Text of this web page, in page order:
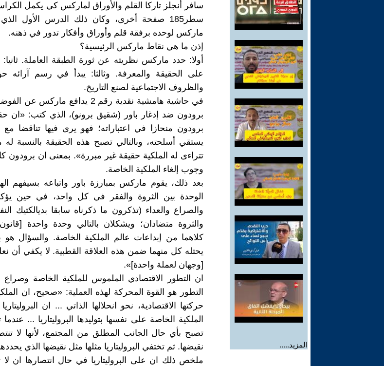
المزيد.....
سافر أنجلز تاركا القلم والأوراق لماركس كي يكمل
سطر185 صفحة أخرى، وكان ذلك الدرس الأول
ماركس لوحده برفقة قلم وأوراق وأفكار تدور في ذهنه.
إذن ما هي نقاط ماركس الرئيسية؟
أولا: حدد ماركس نظريته عن ثورة الطبقة العاملة.
على الحقيقة والمعرفة. وثالثا: يبدأ في رسم آرائه
والظروف الاجتماعية لصنع التاريخ.
في حاشية هامشية نقدية رقم 2 يدافع
برودون ضد إدغار باور (شقيق برونو)، الذي كتب: «ان
برودون منحازا في اعتباراته؛ فهو يرى فيها تناقضا مع
يستقي أسلحته، وبالتالي تصبح هذه الحقيقة بالنسبة
تتراءى له الملكية حقيقة غير مبررة». بمعنى ان برودون
وجوب إلغاء الملكية الخاصة.
بعد ذلك، يقوم ماركس بمبارزة باور واتباعه بسيفهم
الوحدة بين الثروة والفقر في كل واحد، في حين
والصراع والعداء (تذكرون ما ذكرناه سابقا بديالكتيك
والثروة متضادان؛ ويشكلان بالتالي وحدة واحدة
كلاهما من إبداعات عالم الملكية الخاصة. والسؤال
يحتله كل منهما ضمن هذه العلاقة القطبية. لا يكفي أن
[وجهان لعملة واحدة]».
ان التطور الاقتصادي الملموس للملكية الخاصة وصراع
التطور هو القوة المحركة لهذه العملية: «صحيح، ان
حركتها الاقتصادية، نحو انحلالها الذاتي ... ان
الملكية الخاصة على نفسها بتوليدها البروليتاريا ... عندما
تصبح بأي حال الجانب المطلق من المجتمع، لأنها لا
نقيضها. ثم تختفي البروليتاريا مثلها مثل نقيضها الذي
ملخص ذلك ان على البروليتاريا في حال انتصارها ان